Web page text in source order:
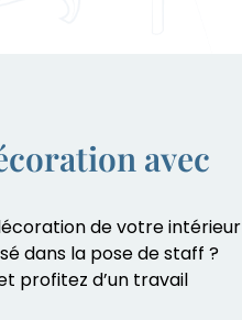
avec
de votre intérieur
dans la pose de staff ?
profitez d’un travail